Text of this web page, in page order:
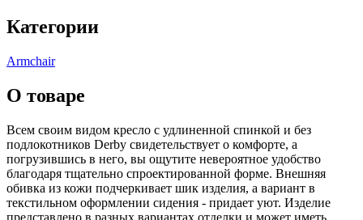
Категории
Armchair
О товаре
Всем своим видом кресло с удлиненной спинкой и без
подлокотников Derby свидетельствует о комфорте, а
погрузившись в него, вы ощутите невероятное удобство
благодаря тщательно спроектированной форме. Внешняя
обивка из кожи подчеркивает шик изделия, а вариант в
текстильном оформлении сидения - придает уют. Изделие
представлено в разных вариантах отделки и может иметь